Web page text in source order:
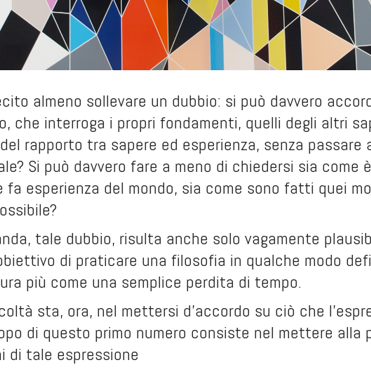
almeno sollevare un dubbio: si può davvero
che interroga i propri fondamenti, quelli degli altri
rapporto tra sapere ed esperienza, senza passare
Si può davvero fare a meno di chiedersi sia come
fa esperienza del mondo, sia come sono fatti quei
tale dubbio, risulta anche solo vagamente
di praticare una filosofia in qualche modo
più come una semplice perdita di tempo.
sta, ora, nel mettersi d’accordo su ciò che
di questo primo numero consiste nel mettere alla
di tale espressione